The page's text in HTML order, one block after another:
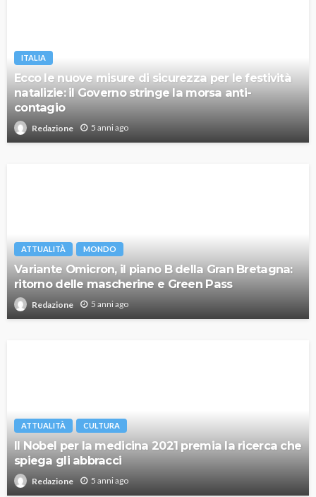
ITALIA
Ecco le nuove misure di sicurezza per le festività
natalizie: il Governo stringe la morsa anti-
contagio
Redazione 5 anni ago
ATTUALITÀ MONDO
Variante Omicron, il piano B della Gran Bretagna:
ritorno delle mascherine e Green Pass
Redazione 5 anni ago
ATTUALITÀ CULTURA
Il Nobel per la medicina 2021 premia la ricerca che
spiega gli abbracci
Redazione 5 anni ago